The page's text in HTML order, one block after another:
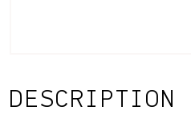
DESCRIPTION